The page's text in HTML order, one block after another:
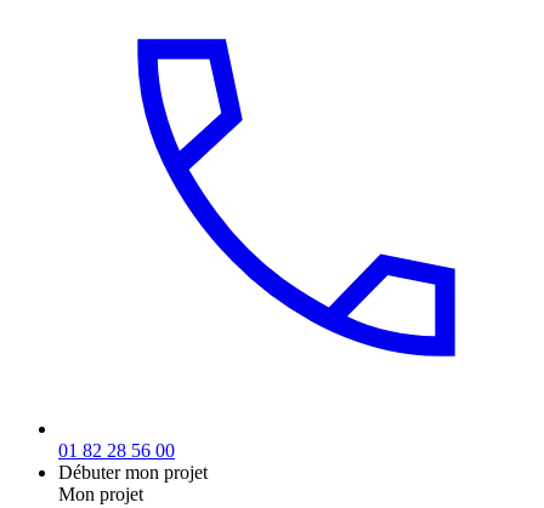
01 82 28 56 00
Débuter mon projet
Mon projet